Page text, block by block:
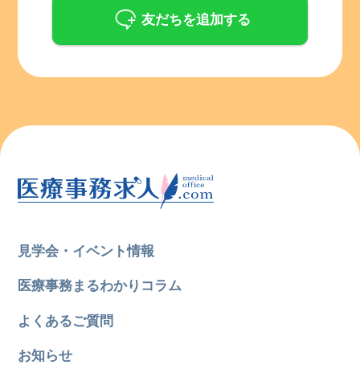
友だちを追加する
見学会・イベント情報
医療事務まるわかりコラム
よくあるご質問
お知らせ